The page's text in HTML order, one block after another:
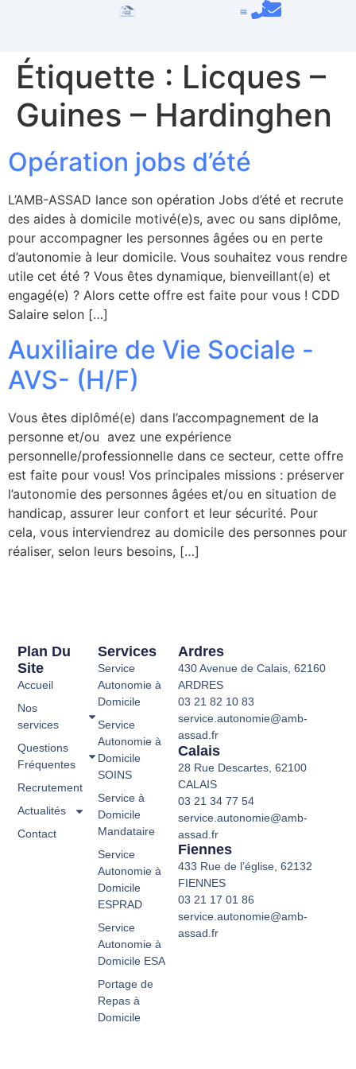
Étiquette : Licques –
Guines – Hardinghen
Opération jobs d’été
L’AMB-ASSAD lance son opération Jobs d’été et recrute
des aides à domicile motivé(e)s, avec ou sans diplôme,
pour accompagner les personnes âgées ou en perte
d’autonomie à leur domicile. Vous souhaitez vous rendre
utile cet été ? Vous êtes dynamique, bienveillant(e) et
engagé(e) ? Alors cette offre est faite pour vous ! CDD
Salaire selon […]
Auxiliaire de Vie Sociale -
AVS- (H/F)
Vous êtes diplômé(e) dans l’accompagnement de la
personne et/ou avez une expérience
personnelle/professionnelle dans ce secteur, cette offre
est faite pour vous! Vos principales missions : préserver
l’autonomie des personnes âgées et/ou en situation de
handicap, assurer leur confort et leur sécurité. Pour
cela, vous interviendrez au domicile des personnes pour
réaliser, selon leurs besoins, […]
Services
Service
Autonomie à
Domicile
Service
Autonomie à
Domicile
SOINS
Service à
Domicile
Mandataire
Service
Autonomie à
Domicile
ESPRAD
Service
Autonomie à
Domicile ESA
Portage de
Repas à
Domicile
Plan Du
Site
Accueil
Nos
services
Questions
Fréquentes
Recrutement
Actualités
Contact
Ardres
430 Avenue de Calais, 62160
ARDRES
03 21 82 10 83
service.autonomie@amb-
assad.fr
Calais
28 Rue Descartes, 62100
CALAIS
03 21 34 77 54
service.autonomie@amb-
assad.fr
Fiennes
433 Rue de l’église, 62132
FIENNES
03 21 17 01 86
service.autonomie@amb-
assad.fr